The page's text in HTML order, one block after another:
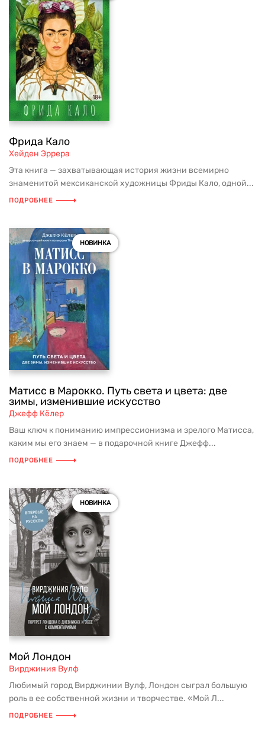
Фрида Кало
Хейден Эррера
Эта книга — захватывающая история жизни всемирно
знаменитой мексиканской художницы Фриды Кало, одной...
ПОДРОБНЕЕ
НОВИНКА
Матисс в Марокко. Путь света и цвета: две
зимы, изменившие искусство
Джефф Кёлер
Ваш ключ к пониманию импрессионизма и зрелого Матисса,
каким мы его знаем — в подарочной книге Джефф...
ПОДРОБНЕЕ
НОВИНКА
Мой Лондон
Вирджиния Вулф
Любимый город Вирджинии Вулф, Лондон сыграл большую
роль в ее собственной жизни и творчестве. «Мой Л...
ПОДРОБНЕЕ